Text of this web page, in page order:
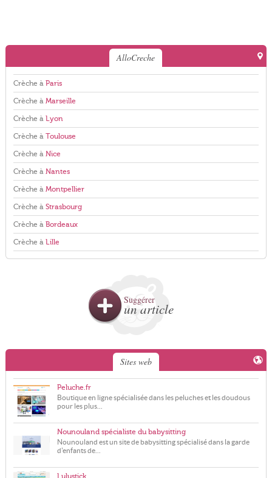
AlloCreche
Crèche à Paris
Crèche à Marseille
Crèche à Lyon
Crèche à Toulouse
Crèche à Nice
Crèche à Nantes
Crèche à Montpellier
Crèche à Strasbourg
Crèche à Bordeaux
Crèche à Lille
Suggérer
un article
Sites web
Peluche.fr
Boutique en ligne spécialisée dans les peluches et les doudous
pour les plus...
Nounouland spécialiste du babysitting
Nounouland est un site de babysitting spécialisé dans la garde
d'enfants de...
Lulustick